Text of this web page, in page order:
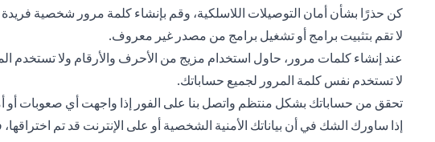
كن حذرًا بشأن أمان التوصيلات اللاسلكية، وقم بإنشاء كلمة مرور شخصية
لا تقم بتثبيت برامج أو تشغيل برامج من مصدر غير معروف.
عند إنشاء كلمات مرور، حاول استخدام مزيج من الأحرف والأرقام ولا تستخدم
لا تستخدم نفس كلمة المرور لجميع حساباتك.
تحقق من حساباتك بشكل منتظم واتصل بنا على الفور إذا واجهت أي صعوبات أو